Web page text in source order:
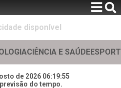
disponível
CIÊNCIA E SAÚDE
de 2026 06:19:57
do tempo.